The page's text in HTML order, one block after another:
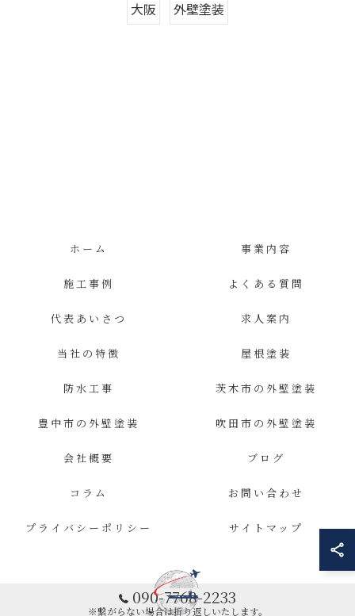
大阪 外壁塗装
090-7768-2233
※繋がらない場合は折り返しいたします。
ホーム 事業内容
施工事例 よくある質問
代表あいさつ 求人案内
当社の特徴 屋根塗装
防水工事 茨木市の外壁塗装
豊中市の外壁塗装 吹田市の外壁塗装
会社概要 ブログ
コラム お問い合わせ
プライバシーポリシー サイトマップ